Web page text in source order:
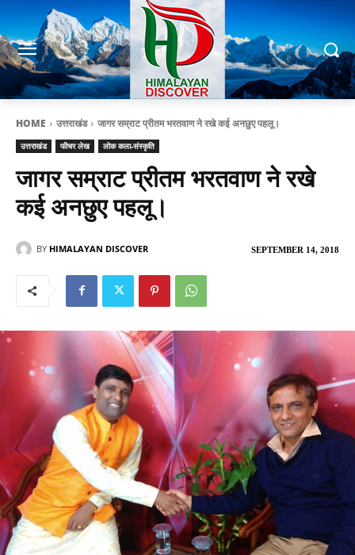
HOME उत्तराखंड जागर सम्राट प्रीतम भरतवाण ने रखे कई अनछुए पहलू।
उत्तराखंड फीचर लेख लोक कला-संस्कृति
जागर सम्राट प्रीतम भरतवाण ने रखे
कई अनछुए पहलू।
SEPTEMBER 14, 2018
BY HIMALAYAN DISCOVER